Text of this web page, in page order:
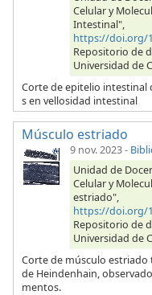
Celular y
Intestinal",
https://doi.org/
Repositorio de
Universidad de
Corte de epitelio intestinal
s en vellosidad intestinal
Músculo estriado
9 nov. 2023-
Unidad de
Celular y
estriado",
https://doi.org/
Repositorio de
Universidad de
Corte de músculo
de Heindenhain,
mentos.